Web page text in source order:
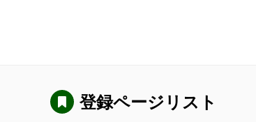
登録ページリスト